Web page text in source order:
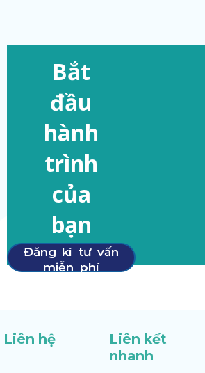
Bắt
đầu
hành
trình
của
bạn
Đăng kí tư vấn
miễn phí
Liên hệ
Liên kết
nhanh